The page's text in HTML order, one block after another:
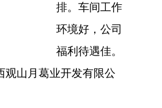
排。车间工作
环境好，公司
福利待遇佳。
观山月葛业开发有限公